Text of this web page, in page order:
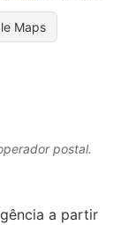
Maps
postal.
a partir